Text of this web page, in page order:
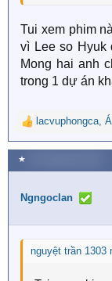
Tui xem phim
vì Lee so Hyuk
Mong hai anh
trong 1 dự án
R
e
a
c
i
n
s
lacvuphongca,
★
Ngngoclan
nguyệt trần 1303